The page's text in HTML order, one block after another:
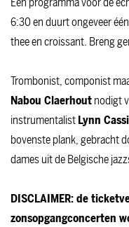
6:30 en duurt ongeveer
thee en croissant. Breng
Trombonist, componist
Nabou Claerhoutnodigt
instrumentalistLynn
bovenste plank, gebracht
dames uit de Belgische
DISCLAIMER: de
zonsopgangconcerten